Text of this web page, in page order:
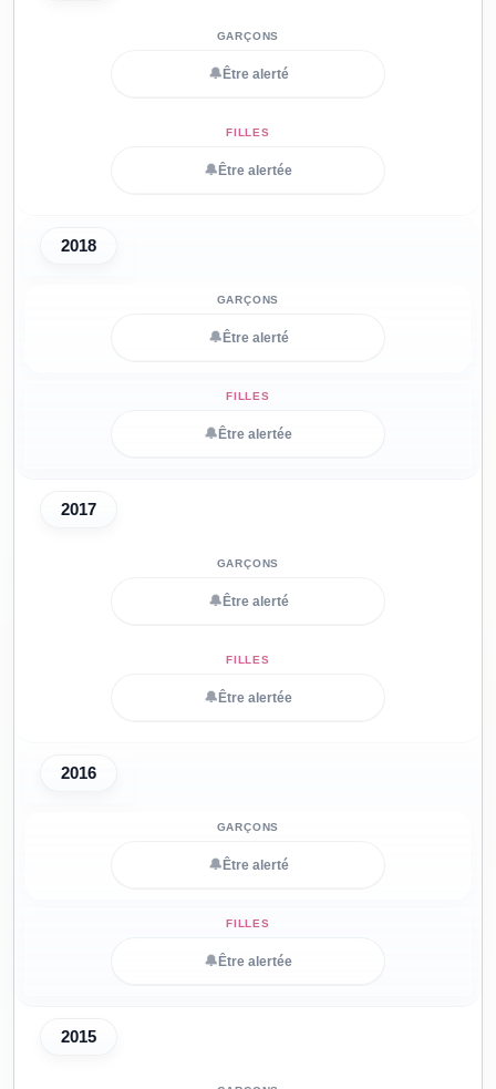
🔔 Être alerté
🔔 Être alertée
2018
🔔 Être alerté
🔔 Être alertée
2017
🔔 Être alerté
🔔 Être alertée
2016
🔔 Être alerté
🔔 Être alertée
2015